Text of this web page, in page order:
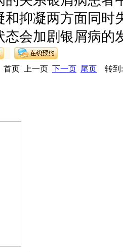
和抑凝两方面同时
态会加剧银屑病的
首页 上一页 下一页 尾页 转到: